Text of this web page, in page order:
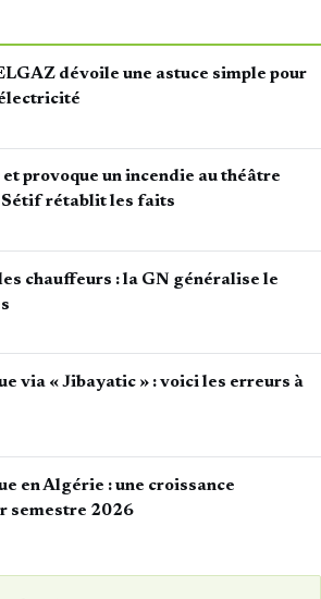
dévoile une astuce simple pour
provoque un incendie au théâtre
Sétif rétablit les faits
chauffeurs : la GN généralise le
via « Jibayatic » : voici les erreurs à
en Algérie : une croissance
semestre 2026